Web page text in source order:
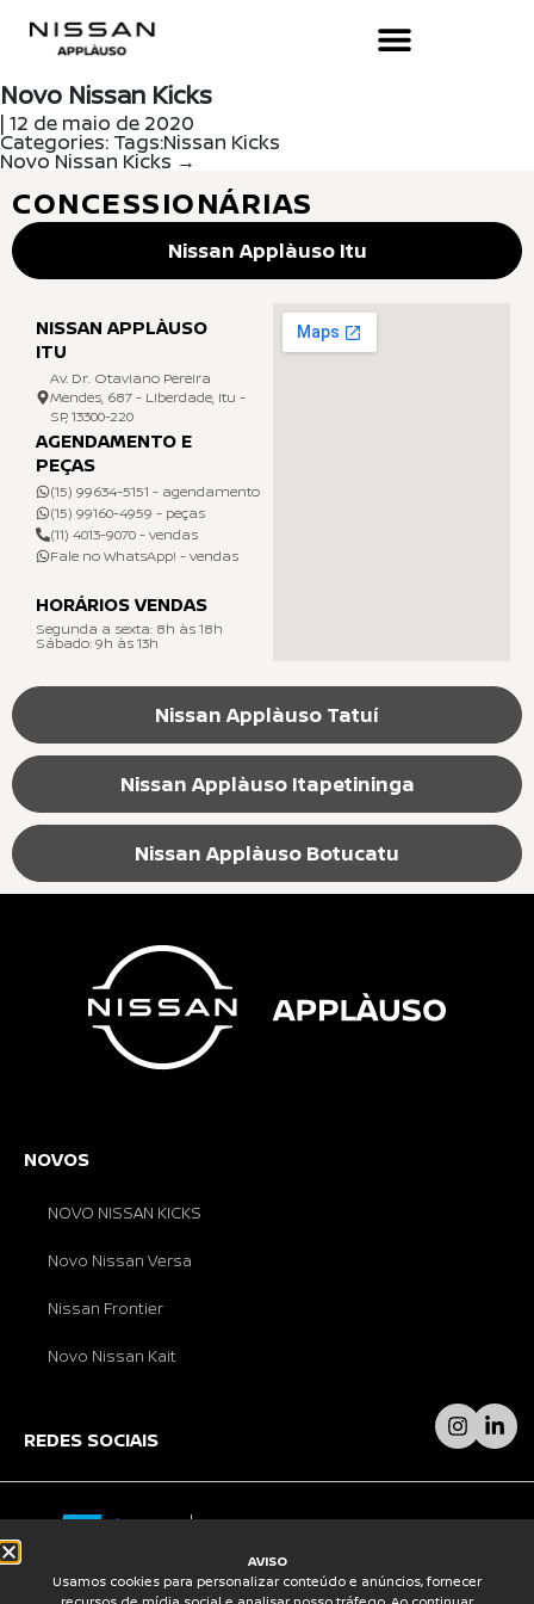
Novo Nissan Kicks
| 12 de maio de 2020
Categories: Tags:Nissan Kicks
Novo Nissan Kicks →
CONCESSIONÁRIAS
Nissan Applàuso Itu
Nissan Applàuso Tatuí
Nissan Applàuso Itapetininga
Nissan Applàuso Botucatu
NISSAN APPLÀUSO
ITU
Av. Dr. Otaviano Pereira
Mendes, 687 - Liberdade, Itu -
SP, 13300-220
AGENDAMENTO E
PEÇAS
(15) 99634-5151 - agendamento
(15) 99160-4959 - peças
(11) 4013-9070 - vendas
Fale no WhatsApp! - vendas
HORÁRIOS VENDAS
Segunda a sexta: 8h às 18h
Sábado: 9h às 13h
NOVOS
NOVO NISSAN KICKS
Novo Nissan Versa
Nissan Frontier
Novo Nissan Kait
REDES SOCIAIS
© GRUPO APPLÀUSO 2026 – AJUSTES NO SITE
AVISO
Usamos cookies para personalizar conteúdo e anúncios, fornecer